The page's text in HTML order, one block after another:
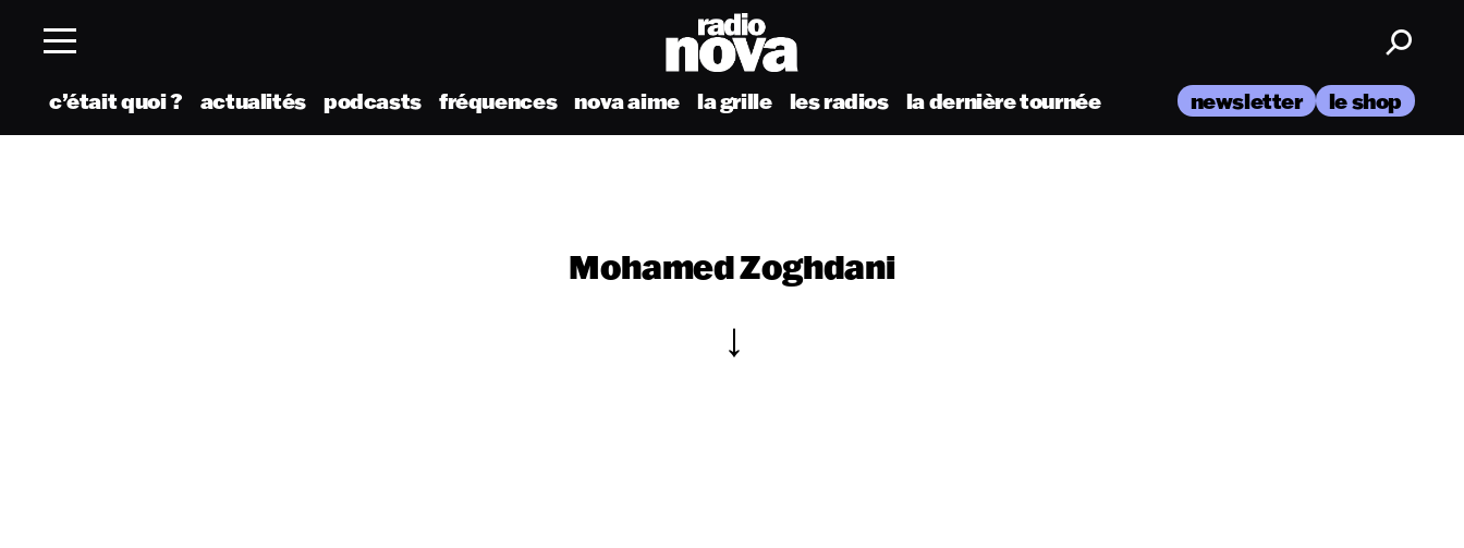
c’était quoi ? actualités podcasts fréquences nova aime la grille les radios la dernière tournée newsletter le shop
Mohamed Zoghdani